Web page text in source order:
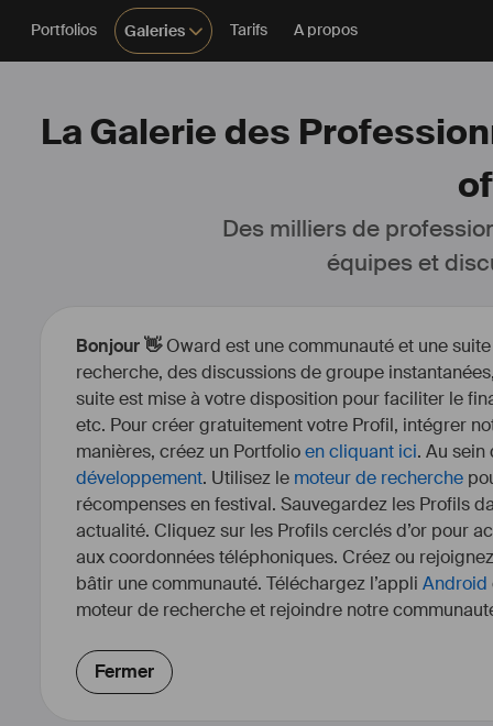
Portfolios Galeries Tarifs A propos
La Galerie des
Des milliers de
équipes et
Bonjour 👋Oward est une communauté et une
recherche, des discussions de groupe
suite est mise à votre disposition pour faciliter le
etc. Pour créer gratuitement votre Profil, intégrer
manières, créez un Portfolioen cliquant ici. Au
développement. Utilisez le moteur de recherche
récompenses en festival. Sauvegardez les Profils
actualité. Cliquez sur les Profils cerclés d’or pour
aux coordonnées téléphoniques. Créez ou
bâtir une communauté. Téléchargez l’appli Android
moteur de recherche et rejoindre notre
Fermer